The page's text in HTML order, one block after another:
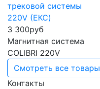
трековой системы
220V (ЕКС)
3 300руб
Магнитная система
COLIBRI 220V
Смотреть все товары
Контакты